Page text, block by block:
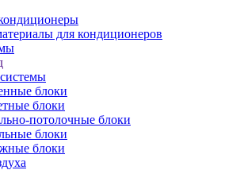
для кондиционеров
блоки
блоки
потолочные блоки
блоки
блоки